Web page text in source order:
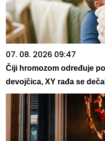
07. 08. 2026 09:47
Čiji hromozom određuje
devojčica, XY rađa se